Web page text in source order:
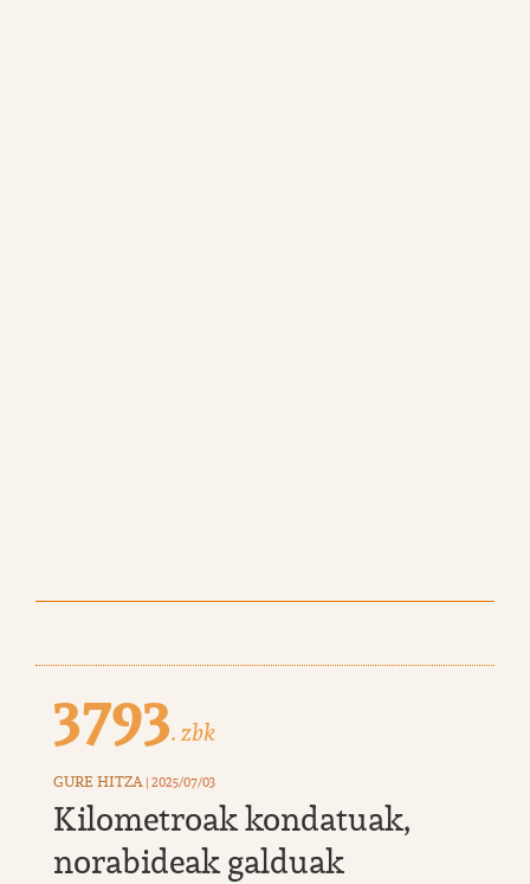
3793. zbk
GURE HITZA | 2025/07/03
Kilometroak kondatuak,
norabideak galduak